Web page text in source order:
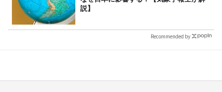
説】
Recommended by